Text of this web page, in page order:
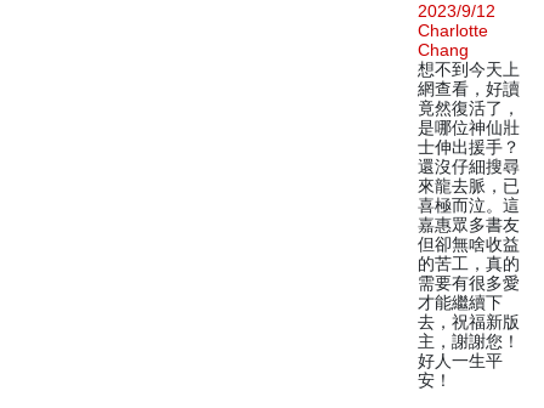
2023/9/12
Charlotte
Chang
想不到今天上
網查看，好讀
竟然復活了，
是哪位神仙壯
士伸出援手？
還沒仔細搜尋
來龍去脈，已
喜極而泣。這
嘉惠眾多書友
但卻無啥收益
的苦工，真的
需要有很多愛
才能繼續下
去，祝福新版
主，謝謝您！
好人一生平
安！